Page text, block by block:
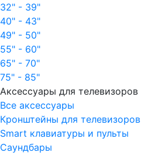
32" - 39"
40" - 43"
49" - 50"
55" - 60"
65" - 70"
75" - 85"
Аксессуары для телевизоров
Все аксессуары
Кронштейны для телевизоров
Smart клавиатуры и пульты
Саундбары